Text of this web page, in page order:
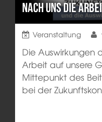
Nach uns die
Veranstaltung
Die Auswirkungen
Arbeit auf unsere
Mittepunkt des
bei der